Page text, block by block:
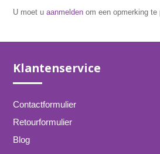
U moet uaanmelden om een opmerking te
Klantenservice
Contactformulier
Retourformulier
Blog